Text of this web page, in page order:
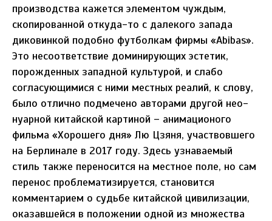
производства кажется элементом чуждым,
скопированной откуда-то с далекого запада
диковинкой подобно футболкам фирмы «Abibas».
Это несоответствие доминирующих эстетик,
порожденных западной культурой, и слабо
согласующимися с ними местных реалий, к слову,
было отлично подмечено авторами другой нео-
нуарной китайской картиной – анимационого
фильма «Хорошего дня» Лю Цзяня, участвовшего
на Берлинале в 2017 году. Здесь узнаваемый
стиль также переносится на местное поле, но сам
перенос проблематизируется, становится
комментарием о судьбе китайской цивилизации,
оказавшейся в положении одной из множества